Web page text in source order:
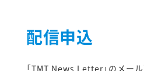
される方へ配信申込
「TMT News Letter」のメー